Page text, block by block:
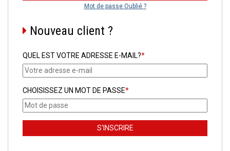
Mot de passe Oublié ?
Nouveau client ?
QUEL EST VOTRE ADRESSE E-MAIL?*
CHOISISSEZ UN MOT DE PASSE*